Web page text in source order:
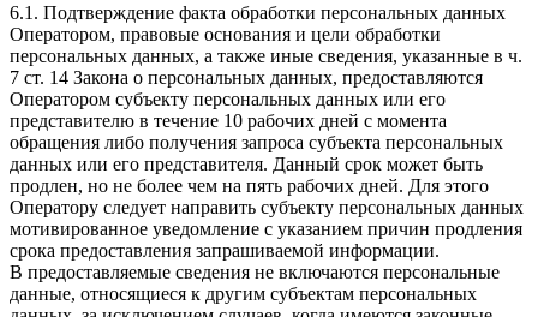
6.1. Подтверждение факта обработки персональных данных
Оператором, правовые основания и цели обработки
персональных данных, а также иные сведения, указанные в ч.
7 ст. 14 Закона о персональных данных, предоставляются
Оператором субъекту персональных данных или его
представителю в течение 10 рабочих дней с момента
обращения либо получения запроса субъекта персональных
данных или его представителя. Данный срок может быть
продлен, но не более чем на пять рабочих дней. Для этого
Оператору следует направить субъекту персональных данных
мотивированное уведомление с указанием причин продления
срока предоставления запрашиваемой информации.
В предоставляемые сведения не включаются персональные
данные, относящиеся к другим субъектам персональных